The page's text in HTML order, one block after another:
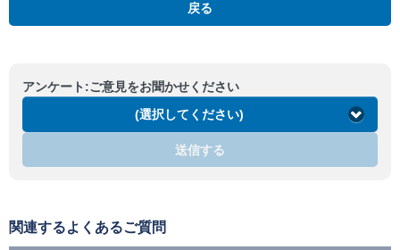
戻る
アンケート:ご意見をお聞かせください
(選択してください)
送信する
関連するよくあるご質問